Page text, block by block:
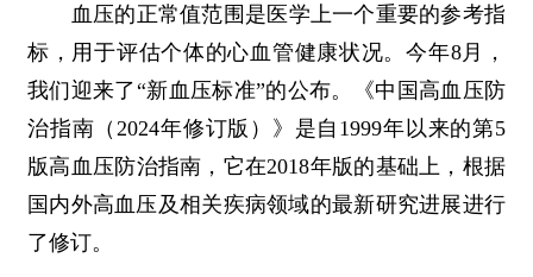
血压的正常值范围是医学上一个重要的参考指
标，用于评估个体的心血管健康状况。今年8月，
我们迎来了“新血压标准”的公布。《中国高血压防
治指南（2024年修订版）》是自1999年以来的第5
版高血压防治指南，它在2018年版的基础上，根据
国内外高血压及相关疾病领域的最新研究进展进行
了修订。